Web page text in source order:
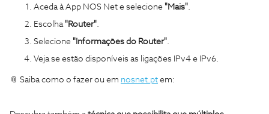
Aceda à App NOS Net e selecione "Mais".
Escolha "Router".
Selecione "Informações do Router".
Veja se estão disponíveis as ligações IPv4 e IPv6.
📎 Saiba como o fazer ou em nosnet.pt em: